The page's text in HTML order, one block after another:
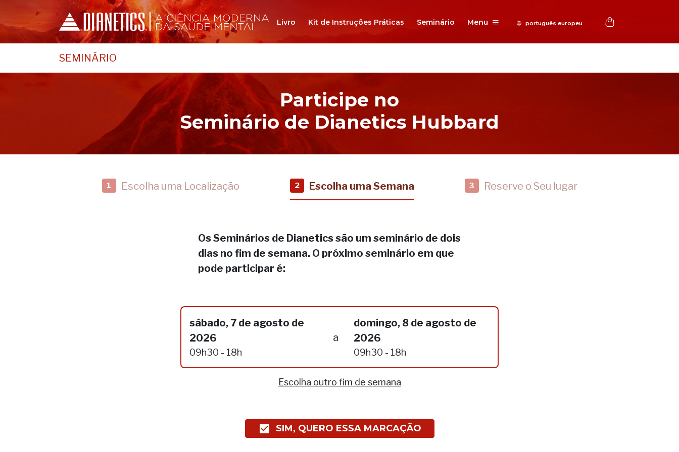
Livro Kit de Instruções Práticas Seminário Menu
SEMINÁRIO
Participe no
Seminário de Dianetics Hubbard
1 Escolha uma Localização 2 Escolha uma Semana 3 Reserve o Seu lugar
Os Seminários de Dianetics são um seminário de dois
dias no fim de semana. O próximo seminário em que
pode participar é:
sábado, 7 de agosto de
2026
09h30 - 18h
a
domingo, 8 de agosto de
2026
09h30 - 18h
Escolha outro fim de semana
SIM, QUERO ESSA MARCAÇÃO